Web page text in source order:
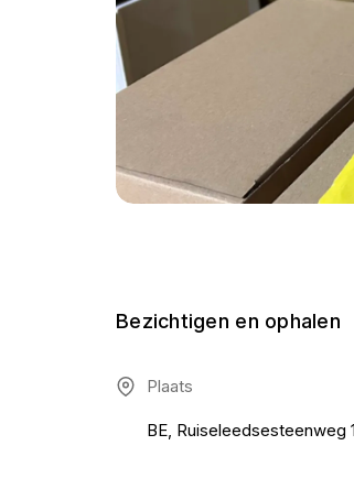
Bezichtigen en ophalen
Plaats
BE, Ruiseleedsesteenweg